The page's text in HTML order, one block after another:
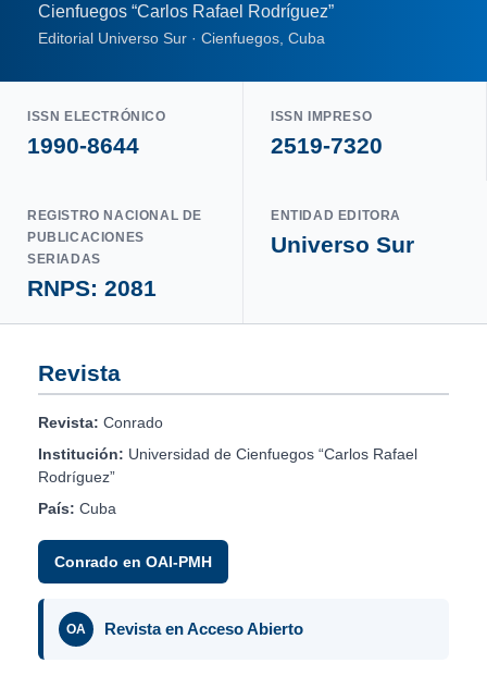
Cienfuegos “Carlos Rafael Rodríguez”
Editorial Universo Sur · Cienfuegos, Cuba
ISSN ELECTRÓNICO
1990-8644
ISSN IMPRESO
2519-7320
REGISTRO NACIONAL DE
PUBLICACIONES
SERIADAS
RNPS: 2081
ENTIDAD EDITORA
Universo Sur
Revista
Revista: Conrado
Institución: Universidad de Cienfuegos “Carlos Rafael
Rodríguez”
País: Cuba
Conrado en OAI-PMH
OA Revista en Acceso Abierto